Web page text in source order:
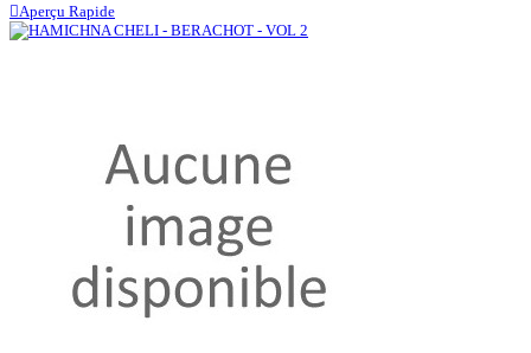
Aperçu Rapide